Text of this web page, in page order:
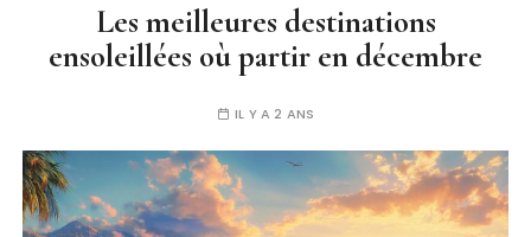
Les meilleures destinations
ensoleillées où partir en décembre
IL Y A 2 ANS